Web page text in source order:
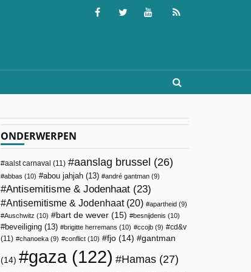
ONDERWERPEN
aalst carnaval (11) aanslag brussel (26)
abbas (10) abou jahjah (13) andré gantman (9)
Antisemitisme & Jodenhaat (23)
Antisemitisme & Jodenhaat(20) apartheid (9)
Auschwitz (10) bart de wever (15) besnijdenis (10)
beveiliging (13) brigitte herremans (10) ccojb (9)
cd&v
(11)
chanoeka (9) conflict (10) fjo (14) gantman
(14) gaza(122) Hamas (27)